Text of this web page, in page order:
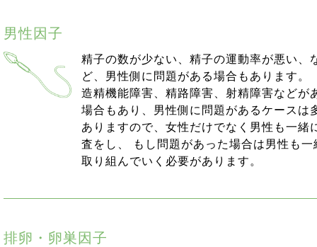
男性因子
精子の数が少ない、精子の運動率が悪い、
ど、男性側に問題がある場合もあります。
造精機能障害、精路障害、射精障害などが
場合もあり、男性側に問題があるケースは
ありますので、女性だけでなく男性も一緒
査をし、 もし問題があった場合は男性も一
取り組んでいく必要があります。
排卵・卵巣因子